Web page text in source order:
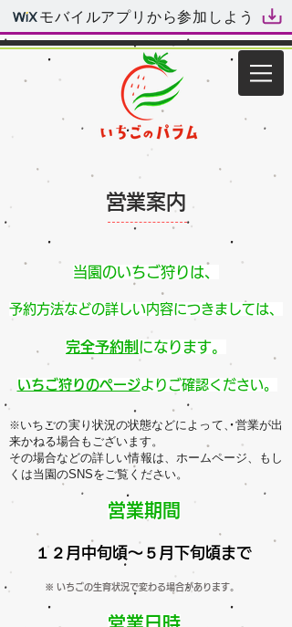
モバイルアプリから参加しよう
​営業案内
当園のいちご狩りは、
予約方法などの詳しい内容につきましては​、
完全予約制 になります。
いちご狩りのページよりご確認ください。
※いちごの実り状況の状態などによって、営業が出
来かねる場合もございます。
その場合などの詳しい情報は、ホームページ、もし
くは当園のSNSをご覧ください。
営業期間
１２月中旬頃～５月下旬頃まで
※ いちごの生育状況で変わる場合があります。
営業日時